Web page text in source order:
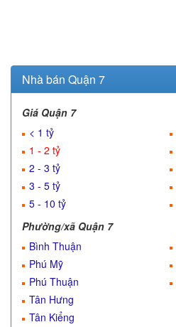
Nhà bán Quận 7
Giá Quận 7
< 1 tỷ
1 - 2 tỷ
2 - 3 tỷ
3 - 5 tỷ
5 - 10 tỷ
Phường/xã Quận 7
Bình Thuận
Phú Mỹ
Phú Thuận
Tân Hưng
Tân Kiểng